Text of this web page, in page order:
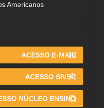
Americanos
ACESSO E-MAIL
ACESSO SIVSC
NÚCLEO ENSINO